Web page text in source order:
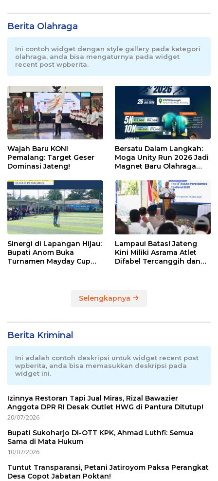
Berita Olahraga
Ini contoh widget dengan style gallery pada kategori
olahraga, anda bisa mengaturnya pada widget
recent post wpberita.
Wajah Baru KONI
Pemalang: Target Geser
Dominasi Jateng!
Bersatu Dalam Langkah:
Moga Unity Run 2026 Jadi
Magnet Baru Olahraga
Sinergi di Lapangan Hijau:
Bupati Anom Buka
Turnamen Mayday Cup
Lampaui Batas! Jateng
Kini Miliki Asrama Atlet
Difabel Tercanggih dan
Selengkapnya
Berita Kriminal
Ini adalah contoh deskripsi untuk widget recent post
wpberita, anda bisa memasukkan deskripsi pada
widget ini.
Izinnya Restoran Tapi Jual Miras, Rizal Bawazier
Anggota DPR RI Desak Outlet HWG di Pantura Ditutup!
20/07/2026
Bupati Sukoharjo Di-OTT KPK, Ahmad Luthfi: Semua
Sama di Mata Hukum
10/07/2026
Tuntut Transparansi, Petani Jatiroyom Paksa Perangkat
Desa Copot Jabatan Poktan!